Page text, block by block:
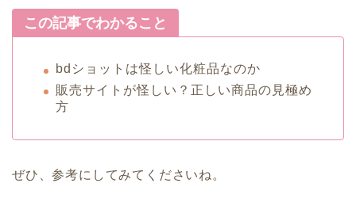
この記事でわかること
bdショットは怪しい化粧品なのか
販売サイトが怪しい？正しい商品の見極め
方
ぜひ、参考にしてみてくださいね。